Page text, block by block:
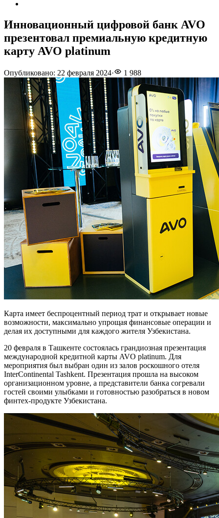
Инновационный цифровой банк AVO
презентовал премиальную кредитную
карту AVO platinum
Опубликовано: 22 февраля 2024· 1 988
Карта имеет беспроцентный период трат и открывает новые
возможности, максимально упрощая финансовые операции и
делая их доступными для каждого жителя Узбекистана.
20 февраля в Ташкенте состоялась грандиозная презентация
международной кредитной карты AVO platinum. Для
мероприятия был выбран один из залов роскошного отеля
InterContinental Tashkent. Презентация прошла на высоком
организационном уровне, а представители банка согревали
гостей своими улыбками и готовностью разобраться в новом
финтех-продукте Узбекистана.